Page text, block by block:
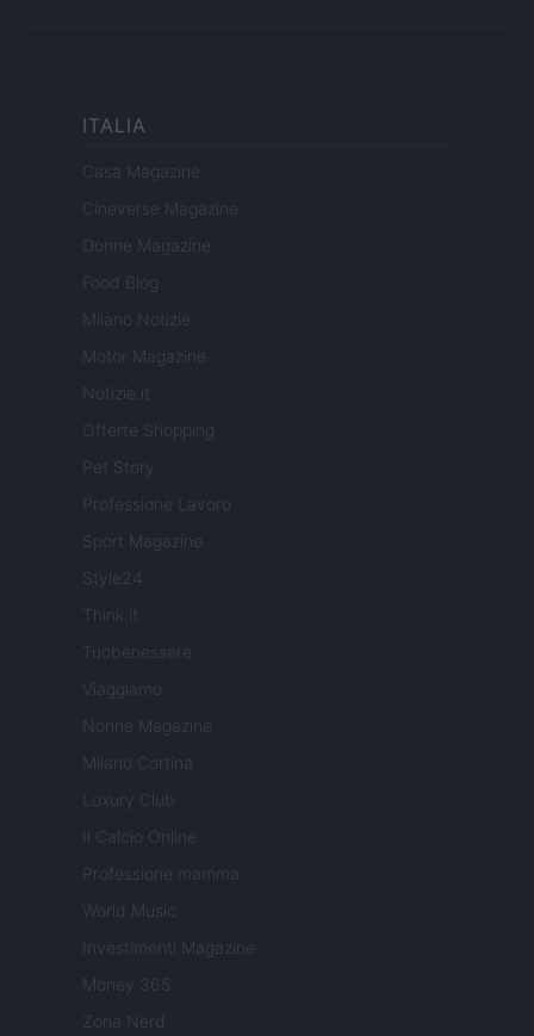
ITALIA
Casa Magazine
Cineverse Magazine
Donne Magazine
Food Blog
Milano Notizie
Motor Magazine
Notizie.it
Offerte Shopping
Pet Story
Professione Lavoro
Sport Magazine
Style24
Think.it
Tuobenessere
Viaggiamo
Nonne Magazine
Milano Cortina
Luxury Club
Il Calcio Online
Professione mamma
World Music
Investimenti Magazine
Money 365
Zona Nerd